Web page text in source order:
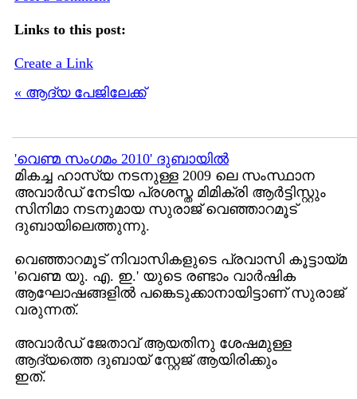
Links to this post:
Create a Link
« ആദ്യ പേജിലേക്ക്
'വെണ്മ സംഗമം 2010' ദുബായില്‍
മികച്ച ഹാസ്യ നടനുള്ള 2009 ലെ സംസ്ഥാന
അവാര്‍ഡ്‌ നേടിയ പ്രശസ്ത മിമിക്രി ആര്‍ട്ടിസ്റ്റും
സിനിമാ നടനുമായ സുരാജ് വെഞ്ഞാറമൂട്
ദുബായിലെത്തുന്നു.
വെഞ്ഞാറമൂട് നിവാസികളുടെ പ്രവാസി കൂട്ടായ്മ
'വെണ്മ യു. എ. ഇ.' യുടെ രണ്ടാം വാര്‍ഷിക
ആഘോഷങ്ങളില്‍ പങ്കെടുക്കാനായിട്ടാണ് സുരാജ്
വരുന്നത്.
അവാര്‍ഡ്‌ ജേതാവ്‌ ആയതിനു ശേഷമുള്ള
ആദ്യത്തെ ദുബായ്‌ സ്റ്റേജ് ആയിരിക്കും
ഇത്.